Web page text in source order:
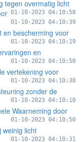
tegen overmatig licht
01-10-2023 04:10:58
01-10-2023 04:10:39
en bescherming voor
01-10-2023 04:10:19
en
01-10-2023 04:10:50
vertekening voor
01-10-2023 04:10:30
zonder de
01-10-2023 04:10:10
Waarneming door
01-10-2023 04:10:50
weinig licht
01-10-2023 04:10:31